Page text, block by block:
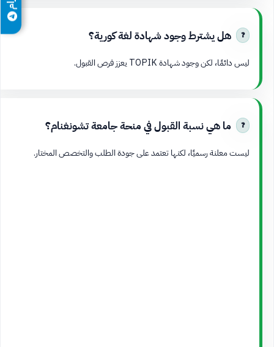
هل يشترط وجود شهادة لغة كورية؟
ليس دائمًا، لكن وجود شهادة TOPIK يعزز فرص القبول.
ما هي نسبة القبول في منحة جامعة تشونغنام؟
ليست معلنة رسميًا، لكنها تعتمد على جودة الطلب والتخصص المختار.